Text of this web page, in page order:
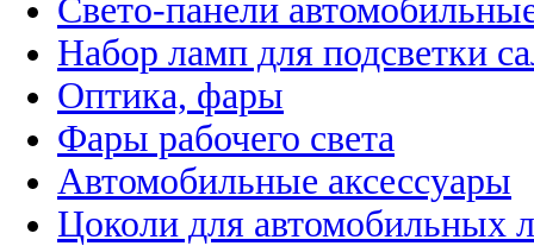
Свето-панели
Набор ламп для подсветки
Оптика, фары
Фары рабочего света
Автомобильные аксессуары
Цоколи для автомобильных